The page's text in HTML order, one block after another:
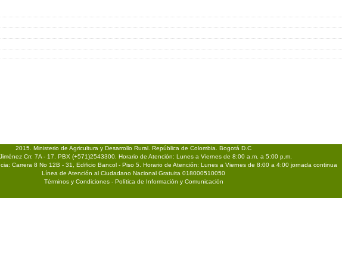
2015. Ministerio de Agricultura y Desarrollo Rural. República de Colombia. Bogotá D.C
Crr. 7A - 17. PBX (+571)2543300. Horario de Atención: Lunes a Viernes de 8:00 a.m. a 5:00 p.m.
Carrera 8 No 12B - 31, Edificio Bancol - Piso 5. Horario de Atención: Lunes a Viernes de 8:00 a 4:00 jornada continua
Línea de Atención al Ciudadano Nacional Gratuita 018000510050
Términos y Condiciones - Política de Información y Comunicación